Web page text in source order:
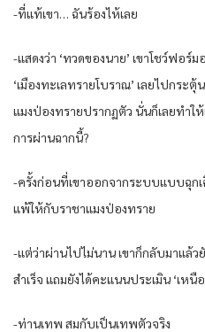
-ที่แท้เขา… ฉันร้องไห้เลย
-แสดงว่า ‘ทวดของนาย’ เขาโชว์ฟอร์
‘เมืองทะเลทรายโบราณ’ เลยไปกร
แมงป่องทรายปรากฏตัว นั่นก็เลยทำให้
การผ่านฉากนี้?
-ครั้งก่อนที่เขาออกจากระบบแบบฉุก
แพ้ให้กับราชาแมงป่องทราย
-แต่ว่าผ่านไปไม่นาน เขาก็กลับมาแล้
สำเร็จ แถมยังได้คะแนนประเมิน ‘เหนื
-ท่านเทพ สมกับเป็นเทพตัวจริง